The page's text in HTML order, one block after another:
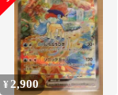
¥ 2,900